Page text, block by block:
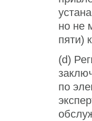
но не
пяти)
(d)
по